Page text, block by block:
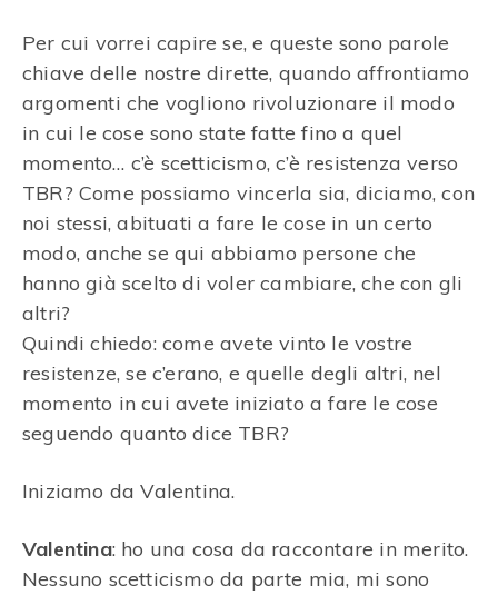
Per cui vorrei capire se, e queste sono parole
chiave delle nostre dirette, quando affrontiamo
argomenti che vogliono rivoluzionare il modo
in cui le cose sono state fatte fino a quel
momento… c’è scetticismo, c’è resistenza verso
TBR? Come possiamo vincerla sia, diciamo, con
noi stessi, abituati a fare le cose in un certo
modo, anche se qui abbiamo persone che
hanno già scelto di voler cambiare, che con gli
altri?
Quindi chiedo: come avete vinto le vostre
resistenze, se c’erano, e quelle degli altri, nel
momento in cui avete iniziato a fare le cose
seguendo quanto dice TBR?
Iniziamo da Valentina.
Valentina: ho una cosa da raccontare in merito.
Nessuno scetticismo da parte mia, mi sono